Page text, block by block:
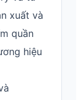
xuất và
quần
hiệu